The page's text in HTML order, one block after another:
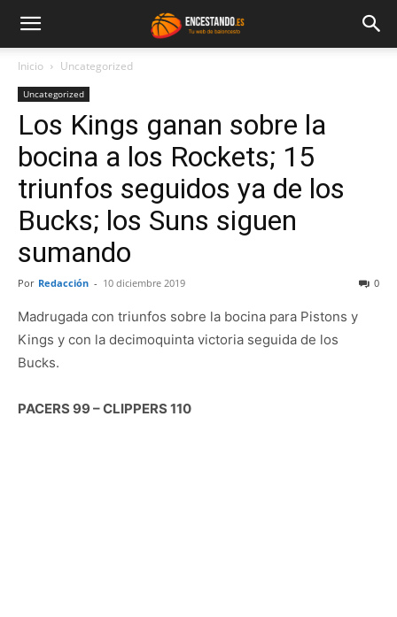
Inicio Uncategorized
Uncategorized
Los Kings ganan sobre la
bocina a los Rockets; 15
triunfos seguidos ya de los
Bucks; los Suns siguen
sumando
Por Redacción - 10 diciembre 2019 0
Madrugada con triunfos sobre la bocina para Pistons y
Kings y con la decimoquinta victoria seguida de los
Bucks.
PACERS 99 – CLIPPERS 110